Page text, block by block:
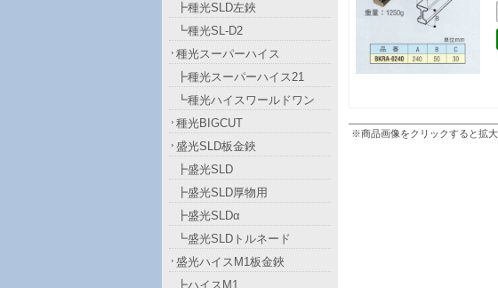
※商品画像をクリックすると拡
┣種光SLD左鋏
┗種光SL-D2
種光スーパーハイス
┣種光スーパーハイス21
┗種光ハイスワールドワン
種光BIGCUT
盛光SLD板金鋏
┣盛光SLD
┣盛光SLD厚物用
┣盛光SLDα
┗盛光SLDトルネード
盛光ハイスM1板金鋏
┣ハイスM1